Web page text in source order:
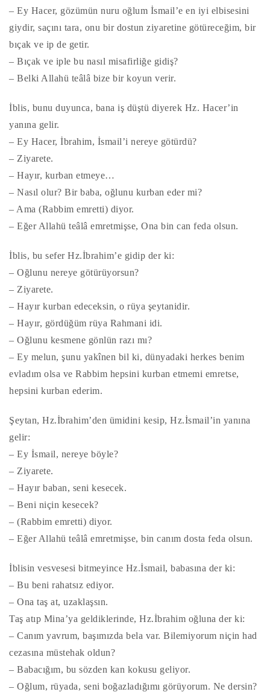
– Ey Hacer, gözümün nuru oğlum İsmail’e en iyi elbisesini
giydir, saçını tara, onu bir dostun ziyaretine götüreceğim, bir
bıçak ve ip de getir.
– Bıçak ve iple bu nasıl misafirliğe gidiş?
– Belki Allahü teâlâ bize bir koyun verir.
İblis, bunu duyunca, bana iş düştü diyerek Hz. Hacer’in
yanına gelir.
– Ey Hacer, İbrahim, İsmail’i nereye götürdü?
– Ziyarete.
– Hayır, kurban etmeye…
– Nasıl olur? Bir baba, oğlunu kurban eder mi?
– Ama (Rabbim emretti) diyor.
– Eğer Allahü teâlâ emretmişse, Ona bin can feda olsun.
İblis, bu sefer Hz.İbrahim’e gidip der ki:
– Oğlunu nereye götürüyorsun?
– Ziyarete.
– Hayır kurban edeceksin, o rüya şeytanidir.
– Hayır, gördüğüm rüya Rahmani idi.
– Oğlunu kesmene gönlün razı mı?
– Ey melun, şunu yakînen bil ki, dünyadaki herkes benim
evladım olsa ve Rabbim hepsini kurban etmemi emretse,
hepsini kurban ederim.
Şeytan, Hz.İbrahim’den ümidini kesip, Hz.İsmail’in yanına
gelir:
– Ey İsmail, nereye böyle?
– Ziyarete.
– Hayır baban, seni kesecek.
– Beni niçin kesecek?
– (Rabbim emretti) diyor.
– Eğer Allahü teâlâ emretmişse, bin canım dosta feda olsun.
İblisin vesvesesi bitmeyince Hz.İsmail, babasına der ki:
– Bu beni rahatsız ediyor.
– Ona taş at, uzaklaşsın.
Taş atıp Mina’ya geldiklerinde, Hz.İbrahim oğluna der ki:
– Canım yavrum, başımızda bela var. Bilemiyorum niçin had
cezasına müstehak oldun?
– Babacığım, bu sözden kan kokusu geliyor.
– Oğlum, rüyada, seni boğazladığımı görüyorum. Ne dersin?